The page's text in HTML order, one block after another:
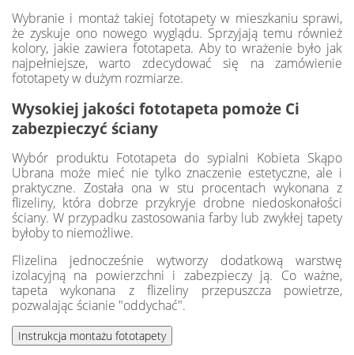
Wybranie i montaż takiej fototapety w mieszkaniu sprawi,
że zyskuje ono nowego wyglądu. Sprzyjają temu również
kolory, jakie zawiera fototapeta. Aby to wrażenie było jak
najpełniejsze, warto zdecydować się na zamówienie
fototapety w dużym rozmiarze.
Wysokiej jakości fototapeta pomoże Ci
zabezpieczyć ściany
Wybór produktu Fototapeta do sypialni Kobieta Skąpo
Ubrana może mieć nie tylko znaczenie estetyczne, ale i
praktyczne. Została ona w stu procentach wykonana z
flizeliny, która dobrze przykryje drobne niedoskonałości
ściany. W przypadku zastosowania farby lub zwykłej tapety
byłoby to niemożliwe.
Flizelina jednocześnie wytworzy dodatkową warstwę
izolacyjną na powierzchni i zabezpieczy ją. Co ważne,
tapeta wykonana z flizeliny przepuszcza powietrze,
pozwalając ścianie "oddychać".